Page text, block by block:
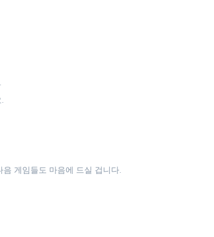
.
게임들도 마음에 드실 겁니다.